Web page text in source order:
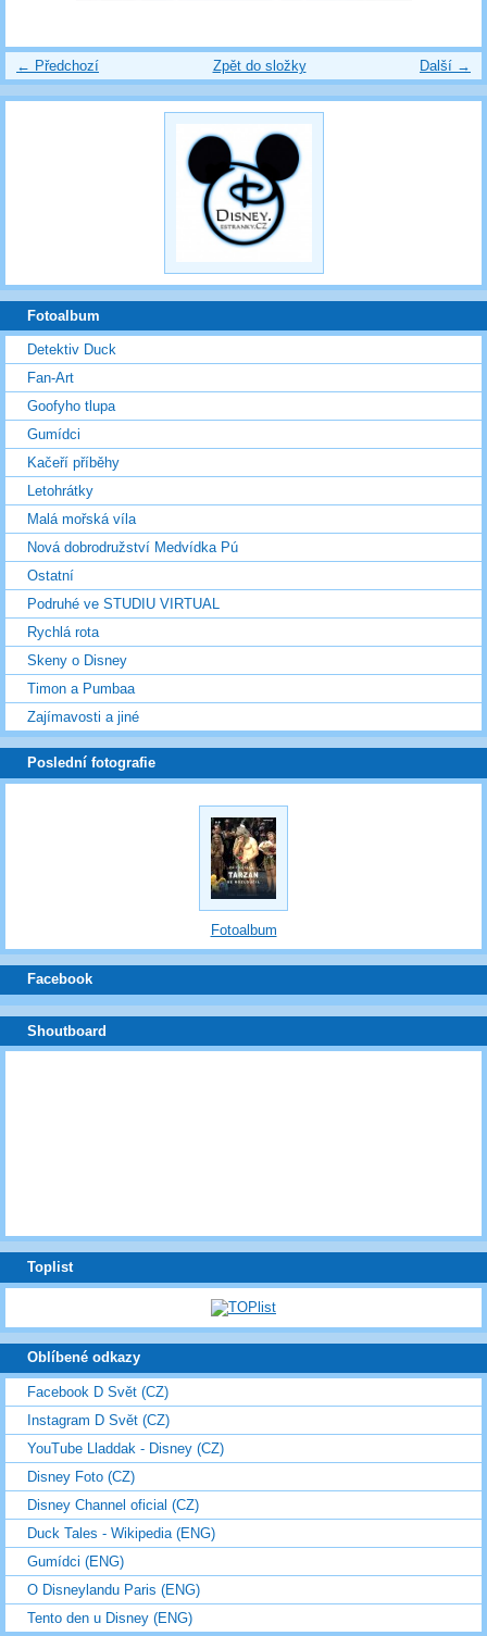
← Předchozí Další →
Zpět do složky
Fotoalbum
Detektiv Duck
Fan-Art
Goofyho tlupa
Gumídci
Kačeří příběhy
Letohrátky
Malá mořská víla
Nová dobrodružství Medvídka Pú
Ostatní
Podruhé ve STUDIU VIRTUAL
Rychlá rota
Skeny o Disney
Timon a Pumbaa
Zajímavosti a jiné
Poslední fotografie
Fotoalbum
Facebook
Shoutboard
Toplist
Oblíbené odkazy
Facebook D Svět (CZ)
Instagram D Svět (CZ)
YouTube Lladdak - Disney (CZ)
Disney Foto (CZ)
Disney Channel oficial (CZ)
Duck Tales - Wikipedia (ENG)
Gumídci (ENG)
O Disneylandu Paris (ENG)
Tento den u Disney (ENG)